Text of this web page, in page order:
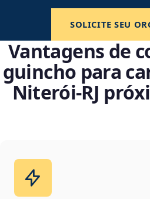
SOLICITE SEU
Vantagens de
guincho para
Niterói‑RJ